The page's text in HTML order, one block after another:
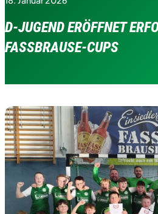
D-JUGEND ERÖFFNET
FASSBRAUSE-CUPS